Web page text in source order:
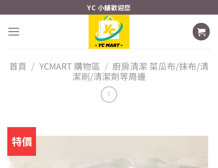
content
YC 小舖歡迎您
首頁 / YCMART 購物區 / 廚房清潔 菜瓜布/抹布/清
潔刷/清潔劑等周邊
特價